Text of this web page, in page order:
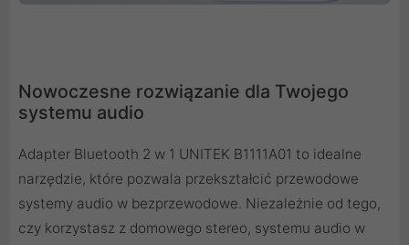
Nowoczesne rozwiązanie dla Twojego
systemu audio
Adapter Bluetooth 2 w 1 UNITEK B1111A01 to idealne
narzędzie, które pozwala przekształcić przewodowe
systemy audio w bezprzewodowe. Niezależnie od tego,
czy korzystasz z domowego stereo, systemu audio w